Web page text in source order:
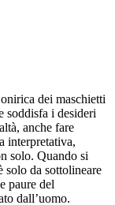
dei maschietti
soddisfa i desideri
anche fare
interpretativa,
solo. Quando si
solo da sottolineare
paure del
dall’uomo.